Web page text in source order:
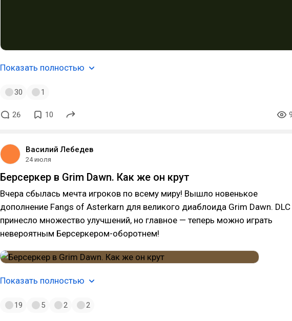
Показать полностью
30 1
26 10
Василий Лебедев
24 июля
Берсеркер в Grim Dawn. Как же он крут
Вчера сбылась мечта игроков по всему миру! Вышло новенькое
дополнение Fangs of Asterkarn для великого диаблоида Grim Dawn. DLC
принесло множество улучшений, но главное — теперь можно играть
невероятным Берсеркером-оборотнем!
Показать полностью
19 5 2 2